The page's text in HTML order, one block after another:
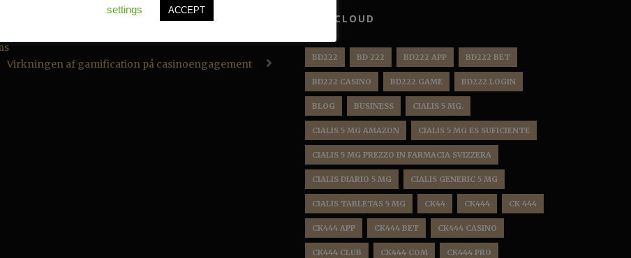
Virkningen af ​​gamification på casinoengagement
TAG CLOUD
BD222 BD 222 BD222 APP BD222 BET
BD222 CASINO BD222 GAME BD222 LOGIN
BLOG BUSINESS CIALIS 5 MG.
CIALIS 5 MG AMAZON CIALIS 5 MG ES SUFICIENTE
CIALIS 5 MG PREZZO IN FARMACIA SVIZZERA
CIALIS DIARIO 5 MG CIALIS GENERIC 5 MG
CIALIS TABLETAS 5 MG CK44 CK444 CK 444
CK444 APP CK444 BET CK444 CASINO
CK444 CLUB CK444 COM CK444 PRO
settings
ACCEPT